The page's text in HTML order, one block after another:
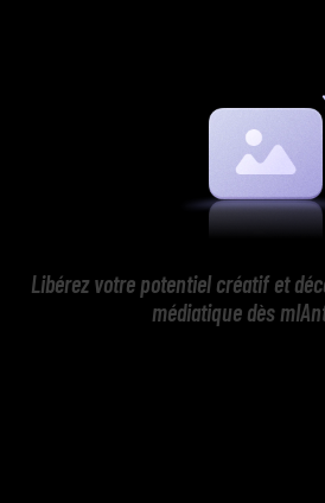
Libérez votre potentiel créatif et
médiatique dès